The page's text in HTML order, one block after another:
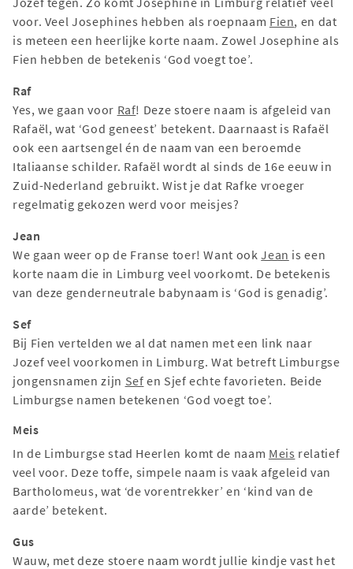
voor. Veel Josephines hebben als roepnaam Fien, en dat
is meteen een heerlijke korte naam. Zowel Josephine als
Fien hebben de betekenis ‘God voegt toe’.
Raf
Yes, we gaan voor Raf! Deze stoere naam is afgeleid van
Rafaël, wat ‘God geneest’ betekent. Daarnaast is Rafaël
ook een aartsengel én de naam van een beroemde
Italiaanse schilder. Rafaël wordt al sinds de 16e eeuw in
Zuid-Nederland gebruikt. Wist je dat Rafke vroeger
regelmatig gekozen werd voor meisjes?
Jean
We gaan weer op de Franse toer! Want ookJean is een
korte naam die in Limburg veel voorkomt. De betekenis
van deze genderneutrale babynaam is ‘God is genadig’.
Sef
Bij Fien vertelden we al dat namen met een link naar
Jozef veel voorkomen in Limburg. Wat betreft Limburgse
jongensnamen zijn Sef en Sjef echte favorieten. Beide
Limburgse namen betekenen ‘God voegt toe’.
Meis
In de Limburgse stad Heerlen komt de naam Meis relatief
veel voor. Deze toffe, simpele naam is vaak afgeleid van
Bartholomeus, wat ‘de vorentrekker’ en ‘kind van de
aarde’ betekent.
Gus
Wauw, met deze stoere naam wordt jullie kindje vast het